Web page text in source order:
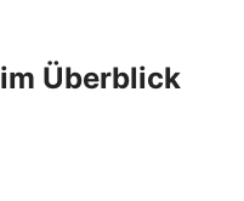
Überblick